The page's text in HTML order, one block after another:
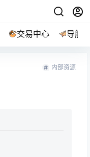
交易中心 导航
内部资源